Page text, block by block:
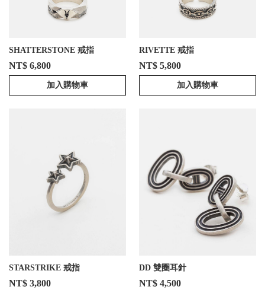
SHATTERSTONE 戒指
NT$ 6,800
加入購物車
RIVETTE 戒指
NT$ 5,800
加入購物車
STARSTRIKE 戒指
NT$ 3,800
DD 雙圈耳針
NT$ 4,500